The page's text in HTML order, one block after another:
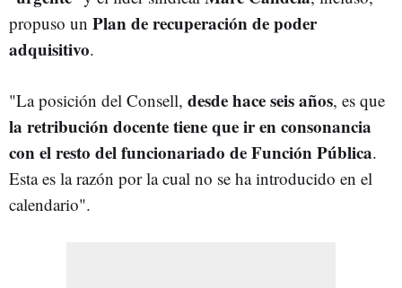
propuso un Plan de recuperación de poder
adquisitivo.
"La posición del Consell, desde hace seis años, es que
la retribución docente tiene que ir en consonancia
con el resto del funcionariado de Función Pública.
Esta es la razón por la cual no se ha introducido en el
calendario".